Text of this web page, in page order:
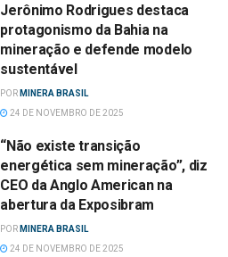
Jerônimo Rodrigues destaca
protagonismo da Bahia na
mineração e defende modelo
sustentável
POR MINERA BRASIL
24 DE NOVEMBRO DE 2025
“Não existe transição
energética sem mineração”, diz
CEO da Anglo American na
abertura da Exposibram
POR MINERA BRASIL
24 DE NOVEMBRO DE 2025